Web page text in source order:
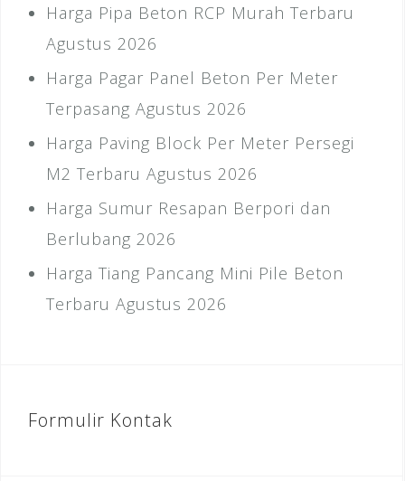
Harga Pipa Beton RCP Murah Terbaru
Agustus 2026
Harga Pagar Panel Beton Per Meter
Terpasang Agustus 2026
Harga Paving Block Per Meter Persegi
M2 Terbaru Agustus 2026
Harga Sumur Resapan Berpori dan
Berlubang 2026
Harga Tiang Pancang Mini Pile Beton
Terbaru Agustus 2026
Formulir Kontak